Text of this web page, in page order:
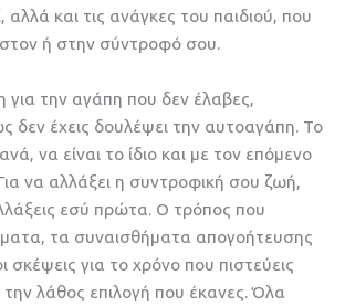
αλλά και τις ανάγκες του παιδιού, που
στον ή στην σύντροφό σου.
για την αγάπη που δεν έλαβες,
δεν έχεις δουλέψει την αυτοαγάπη. Το
να είναι το ίδιο και με τον επόμενο
να αλλάξει η συντροφική σου ζωή,
εσύ πρώτα. Ο τρόπος που
τα συναισθήματα απογοήτευσης
σκέψεις για το χρόνο που πιστεύεις
λάθος επιλογή που έκανες. Όλα